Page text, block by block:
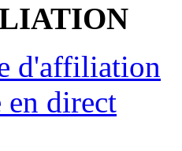
d'affiliation
en direct